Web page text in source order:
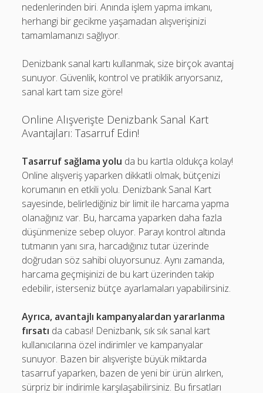
nedenlerinden biri. Anında işlem yapma imkanı,
herhangi bir gecikme yaşamadan alışverişinizi
tamamlamanızı sağlıyor.
Denizbank sanal kartı kullanmak, size birçok avantaj
sunuyor. Güvenlik, kontrol ve pratiklik arıyorsanız,
sanal kart tam size göre!
Online Alışverişte Denizbank Sanal Kart
Avantajları: Tasarruf Edin!
Tasarruf sağlama yolu da bu kartla oldukça kolay!
Online alışveriş yaparken dikkatli olmak, bütçenizi
korumanın en etkili yolu. Denizbank Sanal Kart
sayesinde, belirlediğiniz bir limit ile harcama yapma
olanağınız var. Bu, harcama yaparken daha fazla
düşünmenize sebep oluyor. Parayı kontrol altında
tutmanın yanı sıra, harcadığınız tutar üzerinde
doğrudan söz sahibi oluyorsunuz. Aynı zamanda,
harcama geçmişinizi de bu kart üzerinden takip
edebilir, isterseniz bütçe ayarlamaları yapabilirsiniz.
Ayrıca, avantajlı kampanyalardan yararlanma
fırsatı da cabası! Denizbank, sık sık sanal kart
kullanıcılarına özel indirimler ve kampanyalar
sunuyor. Bazen bir alışverişte büyük miktarda
tasarruf yaparken, bazen de yeni bir ürün alırken,
sürpriz bir indirimle karşılaşabilirsiniz. Bu fırsatları